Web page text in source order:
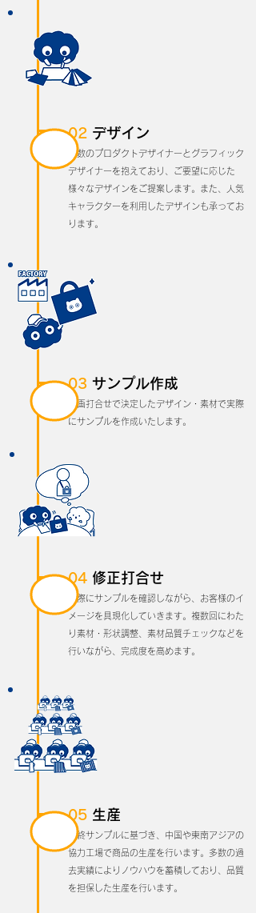
02 デザイン
多数のプロダクトデザイナーとグラフィック
デザイナーを抱えており、ご要望に応じた
様々なデザインをご提案します。また、人気
キャラクターを利用したデザインも承ってお
ります。
03 サンプル作成
企画打合せで決定したデザイン・素材で実際
にサンプルを作成いたします。
04 修正打合せ
実際にサンプルを確認しながら、お客様のイ
メージを具現化していきます。複数回にわた
り素材・形状調整、素材品質チェックなどを
行いながら、完成度を高めます。
05 生産
最終サンプルに基づき、中国や東南アジアの
協力工場で商品の生産を行います。多数の過
去実績によりノウハウを蓄積しており、品質
を担保した生産を行います。